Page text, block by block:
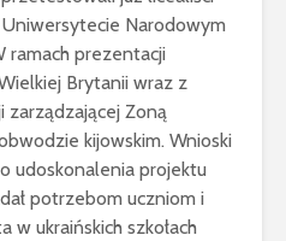
Uniwersytecie Narodowym
ramach prezentacji
Brytanii wraz z
zarządzającej Zoną
kijowskim. Wnioski
udoskonalenia projektu
potrzebom uczniom i
w ukraińskich szkołach